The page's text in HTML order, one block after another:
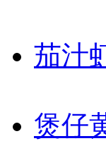
茄汁
煲仔